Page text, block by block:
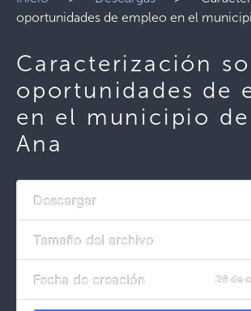
oportunidades de empleo en el
Caracterización
oportunidades de
en el municipio de
Ana
Descargar
Tamaño del archivo
Fecha de creación 26 de